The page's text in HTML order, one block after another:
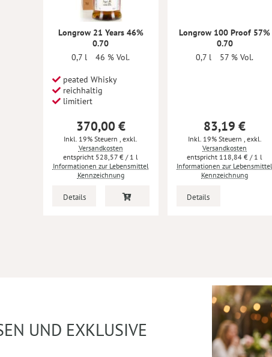
Longrow 21 Years 46%
0.70
0,7 l
46 % Vol.
peated Whisky
reichhaltig
limitiert
370,00 €
Inkl. 19% Steuern
exkl.
Versandkosten
528,57 € / 1 l
Informationen zur Lebensmittel
Kennzeichnung
Details
Longrow 100 Proof 57%
0.70
0,7 l
57 % Vol.
83,19 €
Inkl. 19% Steuern exkl.
Versandkosten
118,84 € / 1 l
Informationen zur Lebensmittel
Kennzeichnung
Details
UND EXKLUSIVE